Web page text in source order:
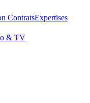
ContratsExpertises
& TV